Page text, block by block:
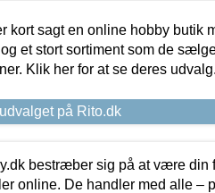
kort sagt en online hobby butik
et stort sortiment som de
Klik her for at se deres udvalg.
på Rito.dk
bestræber sig på at være din
online. De handler med alle –